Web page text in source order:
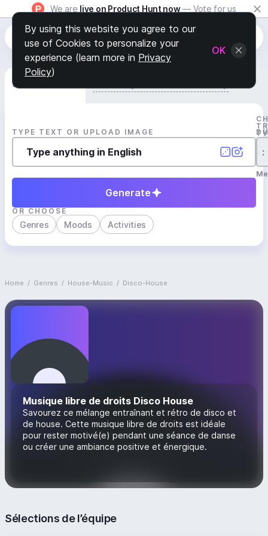
We are live on Product Hunt now — Vote for us
Generate Track
TYPE TEXT OR UPLOAD IMAGE
:
Generate
OR CHOOSE
Genres Moods Activities
Home / Genres / House-Music / Disco-House
Musique libre de droits Disco House
Savourez ce mélange entraînant et rétro de disco et
de house. Cette musique libre de droits est idéale
pour rester motivé(e) pendant une séance de danse
ou créer une ambiance positive et énergique.
Sélections de l’équipe
By using this website you agree to our
use of Cookies to personalize your
experience (learn more in Privacy
Policy)
OK